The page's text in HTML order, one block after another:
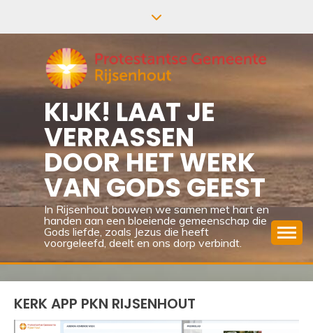
KIJK! LAAT JE
VERRASSEN
DOOR HET WERK
VAN GODS GEEST
In Rijsenhout bouwen we samen met hart en
handen aan een bloeiende gemeenschap die
Gods liefde, zoals Jezus die heeft
voorgeleefd, deelt en ons dorp verbindt.
KERK APP PKN RIJSENHOUT